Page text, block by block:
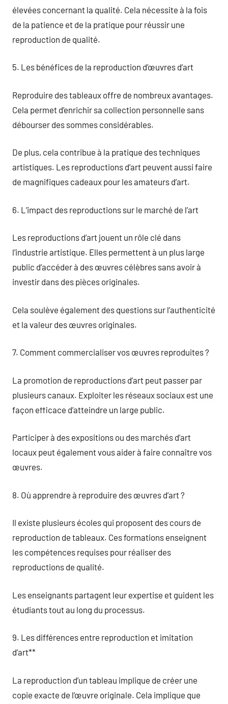
élevées concernant la qualité. Cela nécessite à la fois
de la patience et de la pratique pour réussir une
reproduction de qualité.
5. Les bénéfices de la reproduction d’œuvres d’art
Reproduire des tableaux offre de nombreux avantages.
Cela permet d’enrichir sa collection personnelle sans
débourser des sommes considérables.
De plus, cela contribue à la pratique des techniques
artistiques. Les reproductions d’art peuvent aussi faire
de magnifiques cadeaux pour les amateurs d’art.
6. L’impact des reproductions sur le marché de l’art
Les reproductions d’art jouent un rôle clé dans
l’industrie artistique. Elles permettent à un plus large
public d’accéder à des œuvres célèbres sans avoir à
investir dans des pièces originales.
Cela soulève également des questions sur l’authenticité
et la valeur des œuvres originales.
7. Comment commercialiser vos œuvres reproduites ?
La promotion de reproductions d’art peut passer par
plusieurs canaux. Exploiter les réseaux sociaux est une
façon efficace d’atteindre un large public.
Participer à des expositions ou des marchés d’art
locaux peut également vous aider à faire connaître vos
œuvres.
8. Où apprendre à reproduire des œuvres d’art ?
Il existe plusieurs écoles qui proposent des cours de
reproduction de tableaux. Ces formations enseignent
les compétences requises pour réaliser des
reproductions de qualité.
Les enseignants partagent leur expertise et guident les
étudiants tout au long du processus.
9. Les différences entre reproduction et imitation
d’art**
La reproduction d’un tableau implique de créer une
copie exacte de l’œuvre originale. Cela implique que